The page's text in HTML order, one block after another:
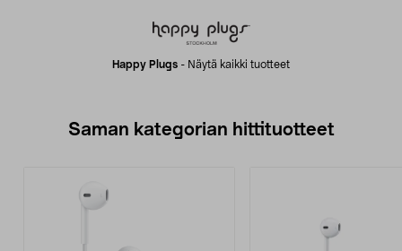
Happy Plugs - Näytä kaikki tuotteet
Saman kategorian hittituotteet